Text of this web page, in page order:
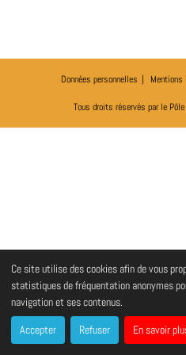
Ce site utilise des cookies afin de vous
statistiques de fréquentation anonymes
navigation et ses contenus.
Accepter
Refuser En savoir
Données personnelles Mentions
Tous droits réservés par le